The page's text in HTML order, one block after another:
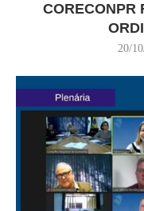
CORECONPR
20/